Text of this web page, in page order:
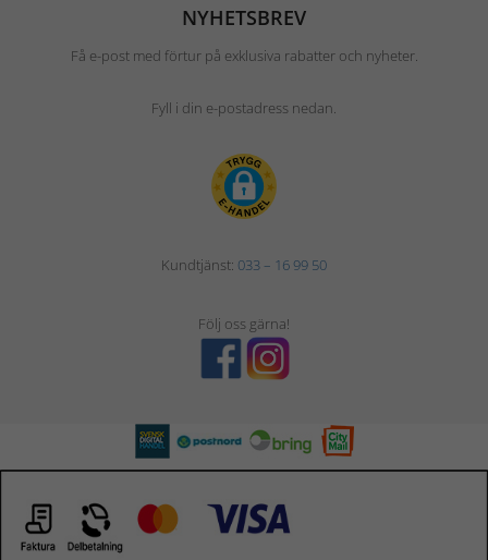
NYHETSBREV
Få e-post med förtur på exklusiva rabatter och nyheter.
Fyll i din e-postadress nedan.
Kundtjänst: 033 – 16 99 50
Följ oss gärna!